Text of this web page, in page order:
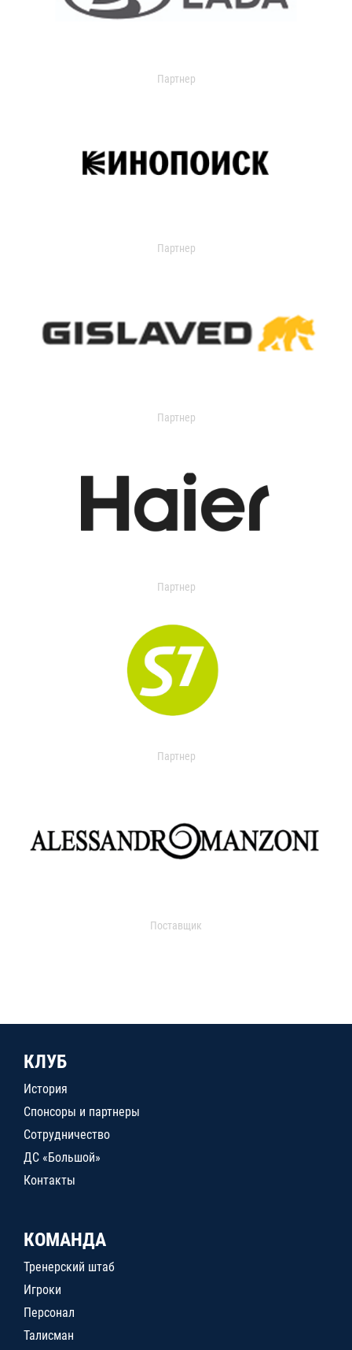
Партнер
Партнер
Партнер
Партнер
Партнер
Поставщик
КЛУБ
История
Спонсоры и партнеры
Сотрудничество
ДС «Большой»
Контакты
КОМАНДА
Тренерский штаб
Игроки
Персонал
Талисман